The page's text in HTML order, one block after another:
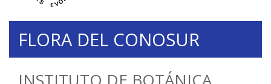
FLORA DEL CONOSUR